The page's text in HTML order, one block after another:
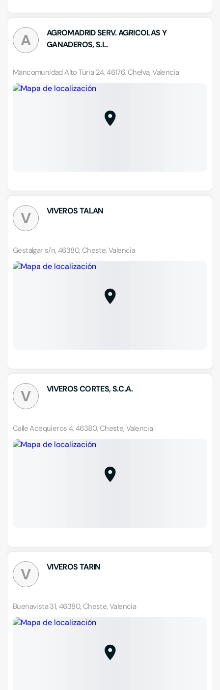
A
AGROMADRID SERV. AGRICOLAS Y
GANADEROS, S.L.
Mancomunidad Alto Turia 24, 46176, Chelva, Valencia
V VIVEROS TALAN
Gestalgar s/n, 46380, Cheste, Valencia
V VIVEROS CORTES, S.C.A.
Calle Acequieros 4, 46380, Cheste, Valencia
V VIVEROS TARIN
Buenavista 31, 46380, Cheste, Valencia